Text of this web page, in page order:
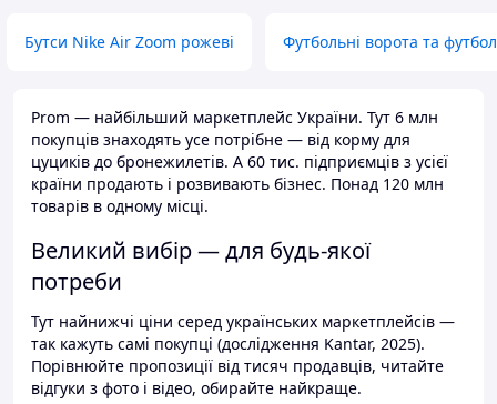
Бутси Nike Air Zoom рожеві Футбольні ворота та
Prom — найбільший маркетплейс України. Тут 6 млн
покупців знаходять усе потрібне — від корму для
цуциків до бронежилетів. А 60 тис. підприємців з усієї
країни продають і розвивають бізнес. Понад 120 млн
товарів в одному місці.
Великий вибір — для будь-якої
потреби
Тут найнижчі ціни серед українських маркетплейсів —
так кажуть самі покупці (дослідження Kantar, 2025).
Порівнюйте пропозиції від тисяч продавців, читайте
відгуки з фото і відео, обирайте найкраще.